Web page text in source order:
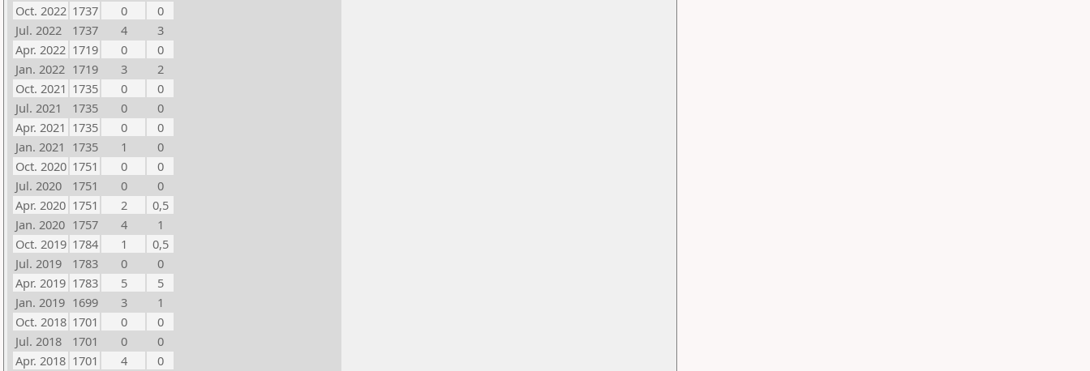
Oct. 2022 1737 0
0
Jul. 2022
1737 4
3
Apr. 2022 1719 0
0
Jan. 2022 1719 3
2
Oct. 2021 1735 0
0
Jul. 2021
1735 0
0
Apr. 2021 1735 0
0
Jan. 2021 1735 1
0
Oct. 2020 1751 0
0
Jul. 2020
1751 0
0
Apr. 2020 1751 2
0,5
Jan. 2020 1757 4
1
Oct. 2019 1784 1
0,5
Jul. 2019
1783 0
0
Apr. 2019 1783 5
5
Jan. 2019 1699 3
1
Oct. 2018 1701 0
0
Jul. 2018
1701 0
0
Apr. 2018 1701 4
0